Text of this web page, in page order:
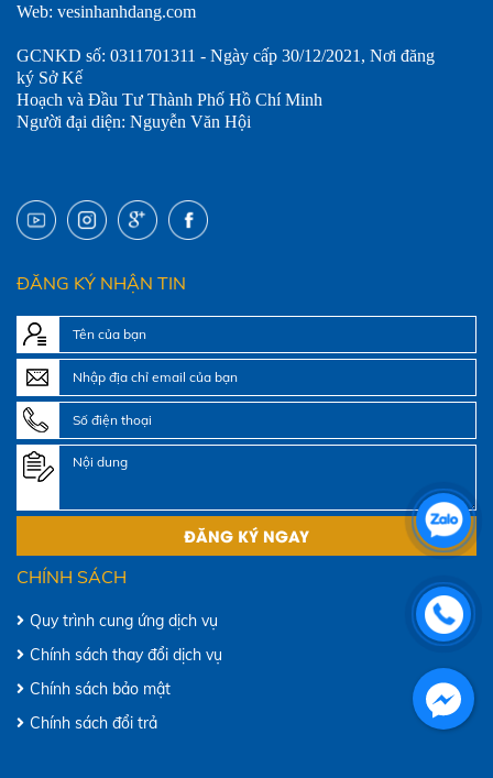
Web: vesinhanhdang.com
GCNKD số: 0311701311 - Ngày cấp 30/12/2021, Nơi đăng
ký Sở Kế
Hoạch và Đầu Tư Thành Phố Hồ Chí Minh
Người đại diện: Nguyễn Văn Hội
ĐĂNG KÝ NHẬN TIN
CHÍNH SÁCH
Quy trình cung ứng dịch vụ
Chính sách thay đổi dịch vụ
Chính sách bảo mật
Chính sách đổi trả